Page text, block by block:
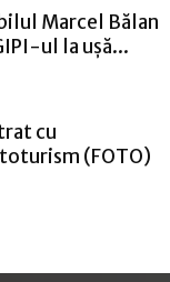
Marcel Bălan
ul la ușă...
cu
(FOTO)